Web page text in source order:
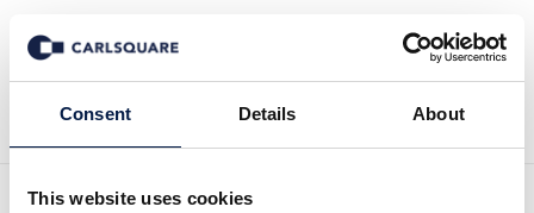
Consent Details About
This website uses cookies
Tillbaka till Nyheter